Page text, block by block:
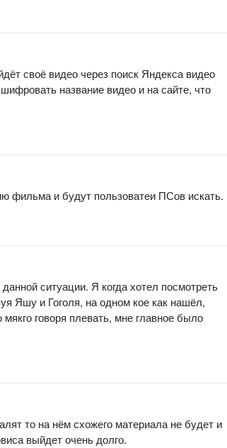
своё видео через поиск Яндекса видео
название видео и на сайте, что
фильма и будут пользоватеи ПСов искать.
ситуации. Я когда хотел посмотреть
Яшу и Гоголя, на одном кое как нашёл,
говоря плевать, мне главное было
то на нём схожего материала не будет и
выйдет очень долго.